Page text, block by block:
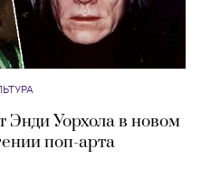
Энди Уорхола в новом
поп-арта